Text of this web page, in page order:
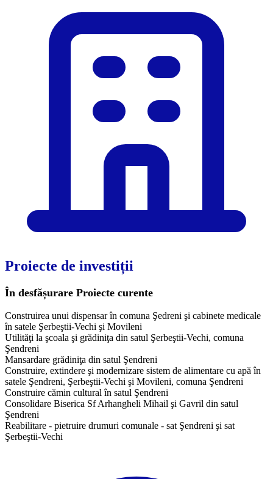
Proiecte de investiții
În desfășurare Proiecte curente
Construirea unui dispensar în comuna Şedreni şi cabinete medicale
în satele Şerbeştii-Vechi şi Movileni
Utilităţi la şcoala şi grădiniţa din satul Şerbeştii-Vechi, comuna
Şendreni
Mansardare grădiniţa din satul Şendreni
Construire, extindere şi modernizare sistem de alimentare cu apă în
satele Şendreni, Şerbeştii-Vechi şi Movileni, comuna Şendreni
Construire cămin cultural în satul Şendreni
Consolidare Biserica Sf Arhangheli Mihail şi Gavril din satul
Şendreni
Reabilitare - pietruire drumuri comunale - sat Şendreni şi sat
Şerbeştii-Vechi